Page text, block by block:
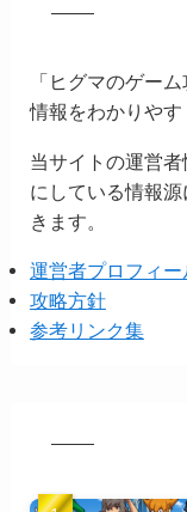
「ヒグマのゲー
情報をわかりやす
当サイトの運営
にしている情報
きます。
運営者プロフィー
攻略方針
参考リンク集